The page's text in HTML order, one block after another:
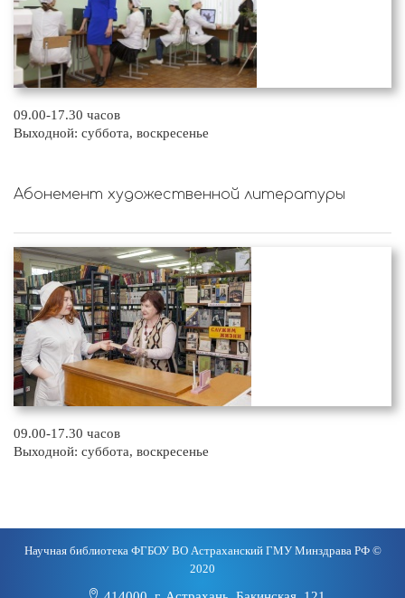
09.00-17.30 часов
Выходной: суббота, воскресенье
Абонемент художественной литературы
09.00-17.30 часов
Выходной: суббота, воскресенье
Научная библиотека ФГБОУ ВО Астраханский ГМУ Минздрава РФ ©
2020